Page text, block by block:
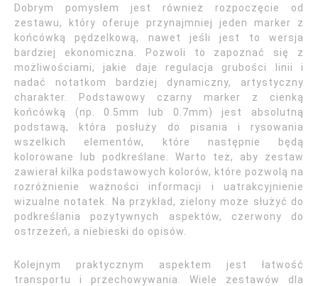
Dobrym pomysłem jest również rozpoczęcie od
zestawu, który oferuje przynajmniej jeden marker z
końcówką pędzelkową, nawet jeśli jest to wersja
bardziej ekonomiczna. Pozwoli to zapoznać się z
możliwościami, jakie daje regulacja grubości linii i
nadać notatkom bardziej dynamiczny, artystyczny
charakter. Podstawowy czarny marker z cienką
końcówką (np. 0.5mm lub 0.7mm) jest absolutną
podstawą, która posłuży do pisania i rysowania
wszelkich elementów, które następnie będą
kolorowane lub podkreślane. Warto też, aby zestaw
zawierał kilka podstawowych kolorów, które pozwolą na
rozróżnienie ważności informacji i uatrakcyjnienie
wizualne notatek. Na przykład, zielony może służyć do
podkreślania pozytywnych aspektów, czerwony do
ostrzeżeń, a niebieski do opisów.
Kolejnym praktycznym aspektem jest łatwość
transportu i przechowywania. Wiele zestawów dla